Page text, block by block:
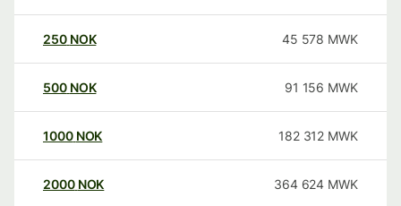
250 NOK 45 578 MWK
500 NOK 91 156 MWK
1000 NOK 182 312 MWK
2000 NOK 364 624 MWK